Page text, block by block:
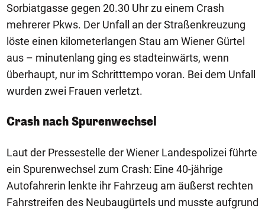
Sorbiatgasse gegen 20.30 Uhr zu einem Crash
mehrerer Pkws. Der Unfall an der Straßenkreuzung
löste einen kilometerlangen Stau am Wiener Gürtel
aus – minutenlang ging es stadteinwärts, wenn
überhaupt, nur im Schritttempo voran. Bei dem Unfall
wurden zwei Frauen verletzt.
Crash nach Spurenwechsel
Laut der Pressestelle der Wiener Landespolizei führte
ein Spurenwechsel zum Crash: Eine 40-jährige
Autofahrerin lenkte ihr Fahrzeug am äußerst rechten
Fahrstreifen des Neubaugürtels und musste aufgrund